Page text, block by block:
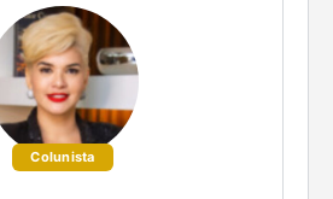
Colunista